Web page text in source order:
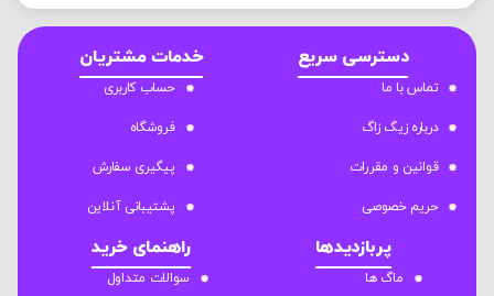
دسترسی سریع
تماس با ما
درباره زیگ زاگ
قوانین و مقررات
حریم خصوصی
خدمات مشتریان
حساب کاربری
فروشگاه
پیگیری سفارش
پشتیبانی آنلاین
پربازدیدها
ماگ ها
راهنمای خرید
سوالات متداول